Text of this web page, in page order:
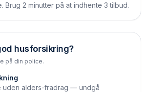
Brug 2 minutter på at indhente 3 tilbud.
husforsikring?
på din police.
uden alders-fradrag — undgå